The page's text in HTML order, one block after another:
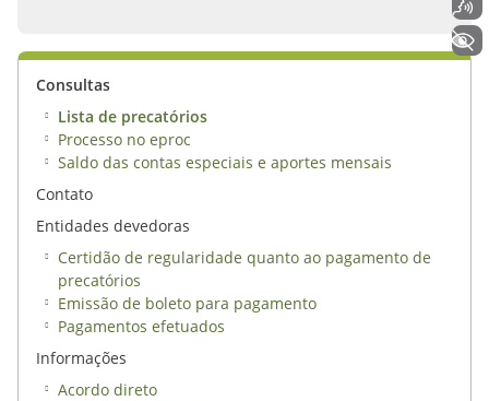
Consultas
Lista de precatórios
Processo no eproc
Saldo das contas especiais e aportes mensais
Contato
Entidades devedoras
Certidão de regularidade quanto ao pagamento de
precatórios
Emissão de boleto para pagamento
Pagamentos efetuados
Informações
Acordo direto